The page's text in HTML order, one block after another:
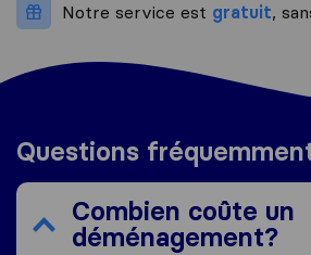
Notre service est gratuit,
Questions
Combien coûte un
déménagement?